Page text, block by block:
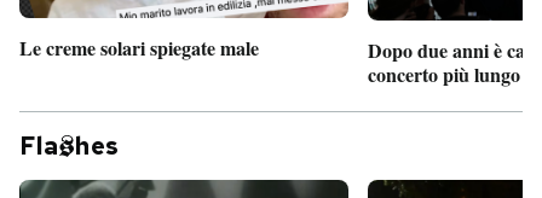
Le creme solari spiegate male
Dopo due anni è
concerto più lungo
Fla hes